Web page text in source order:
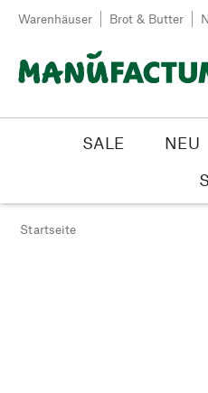
Zum Inhalt springen
Warenhäuser Brot & Butter
SALE NEU
Startseite